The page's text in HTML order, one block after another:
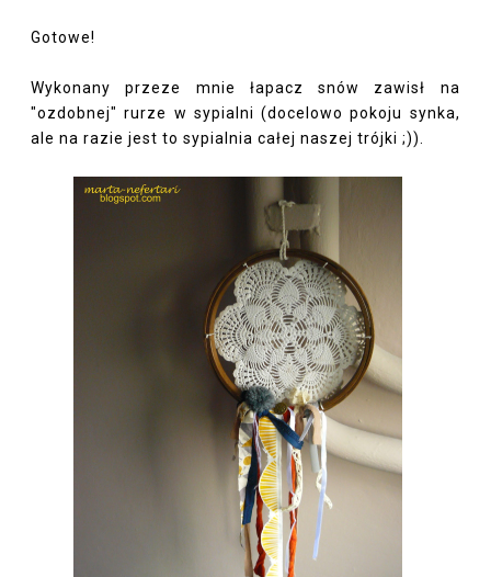
Gotowe!
Wykonany przeze mnie łapacz snów zawisł na
"ozdobnej" rurze w sypialni (docelowo pokoju synka,
ale na razie jest to sypialnia całej naszej trójki ;)).